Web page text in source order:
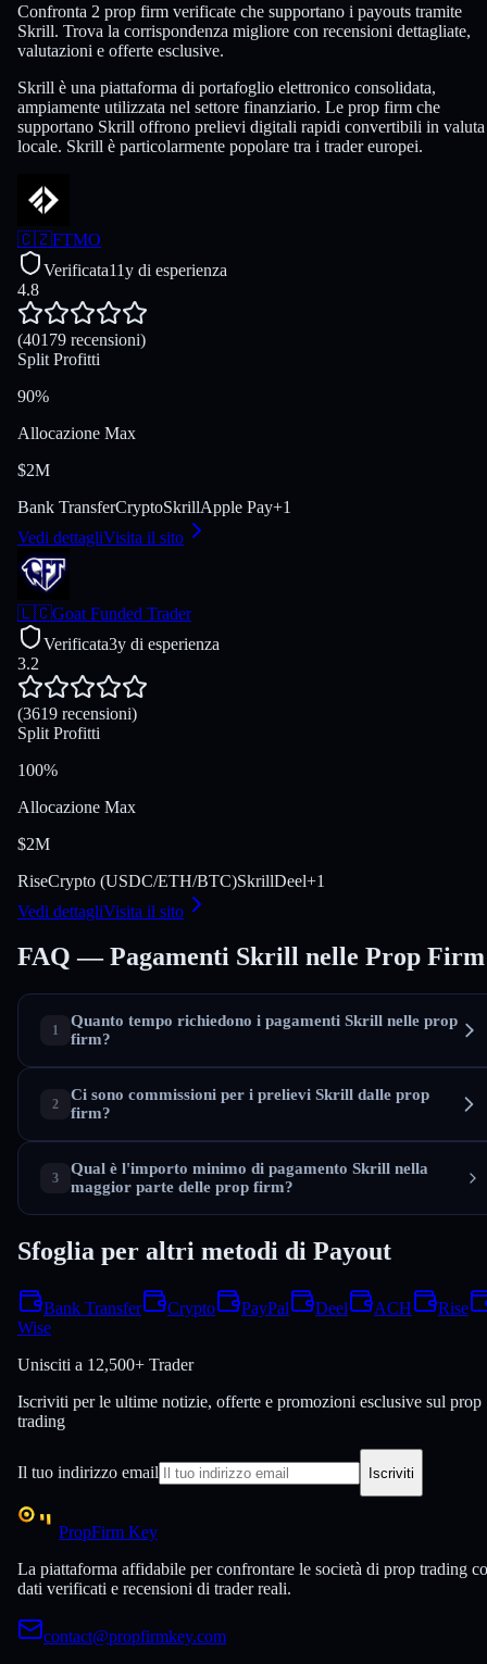
Confronta 2 prop firm verificate che supportano i payouts tramite
Skrill. Trova la corrispondenza migliore con recensioni dettagliate,
valutazioni e offerte esclusive.
Skrill è una piattaforma di portafoglio elettronico consolidata,
ampiamente utilizzata nel settore finanziario. Le prop firm che
supportano Skrill offrono prelievi digitali rapidi convertibili in valuta
locale. Skrill è particolarmente popolare tra i trader europei.
🇨🇿FTMO
Verificata11y di esperienza
4.8
(40179 recensioni)
Split Profitti
90%
Allocazione Max
$2M
Bank TransferCryptoSkrillApple Pay+1
Vedi dettagliVisita il sito
🇱🇨Goat Funded Trader
Verificata3y di esperienza
3.2
(3619 recensioni)
Split Profitti
100%
Allocazione Max
$2M
RiseCrypto (USDC/ETH/BTC)SkrillDeel+1
Vedi dettagliVisita il sito
FAQ — Pagamenti Skrill nelle Prop Firm
Quanto tempo richiedono i pagamenti Skrill nelle prop
firm?
Ci sono commissioni per i prelievi Skrill dalle prop
firm?
Qual è l'importo minimo di pagamento Skrill nella
maggior parte delle prop firm?
Sfoglia per altri metodi di Payout
Bank Transfer Crypto PayPal Deel ACH
Rise
Wise
Unisciti a 12,500+ Trader
Iscriviti per le ultime notizie, offerte e promozioni esclusive sul prop
trading
Il tuo indirizzo email Iscriviti
PropFirm Key
La piattaforma affidabile per confrontare le società di prop trading
dati verificati e recensioni di trader reali.
contact@propfirmkey.com